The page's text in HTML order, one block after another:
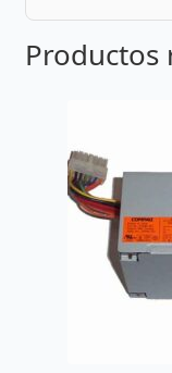
Productos